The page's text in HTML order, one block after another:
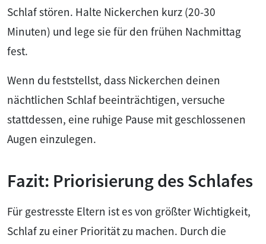
Schlaf stören. Halte Nickerchen kurz (20-30
Minuten) und lege sie für den frühen Nachmittag
fest.
Wenn du feststellst, dass Nickerchen deinen
nächtlichen Schlaf beeinträchtigen, versuche
stattdessen, eine ruhige Pause mit geschlossenen
Augen einzulegen.
Fazit: Priorisierung des Schlafes
Für gestresste Eltern ist es von größter Wichtigkeit,
Schlaf zu einer Priorität zu machen. Durch die